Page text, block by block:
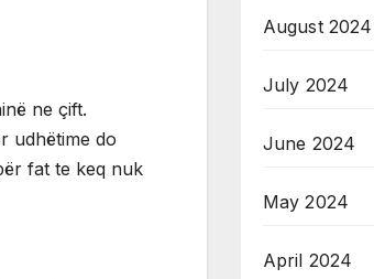
ne çift.
udhëtime do
fat te keq nuk
August 2024
July 2024
June 2024
May 2024
April 2024